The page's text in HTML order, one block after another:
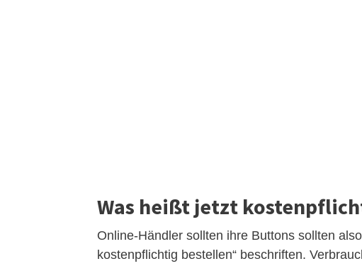
Was heißt jetzt
Online-Händler sollten ihre Buttons sollten
kostenpflichtig bestellen“ beschriften.